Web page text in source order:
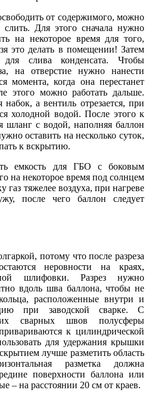
от содержимого, можно
слить. Для этого сначала нужно
на некоторое время для того,
это делать в помещении! Затем
слива конденсата. Чтобы
на отверстие нужно нанести
момента, когда она перестанет
этого можно работать дальше.
набок, а вентиль отрезается, при
холодной водой. После этого к
шланг с водой, наполняя баллон
оставить на несколько суток,
к вскрытию.
емкость для ГБО с боковым
на некоторое время под солнцем
газ тяжелее воздуха, при нагреве
после чего баллон следует
потому что после разреза
неровности на краях,
шлифовки. Разрез нужно
вдоль шва баллона, чтобы не
расположенные внутри и
при заводской сварке. С
сварных швов полусферы
к цилиндрической
для удержания крышки
лучше разметить область
разметка должна
поверхности баллона или
– на расстоянии 20 см от краев.